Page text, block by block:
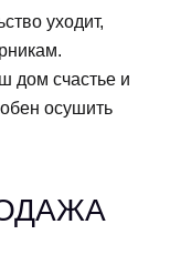
уходит,
дом счастье и
осушить